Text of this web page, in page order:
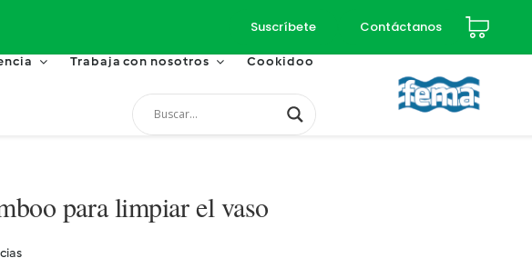
Suscríbete Contáctanos
Trabaja con nosotros Cookidoo
para limpiar el vaso